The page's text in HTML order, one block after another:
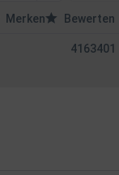
Merken Bewerten
4163401